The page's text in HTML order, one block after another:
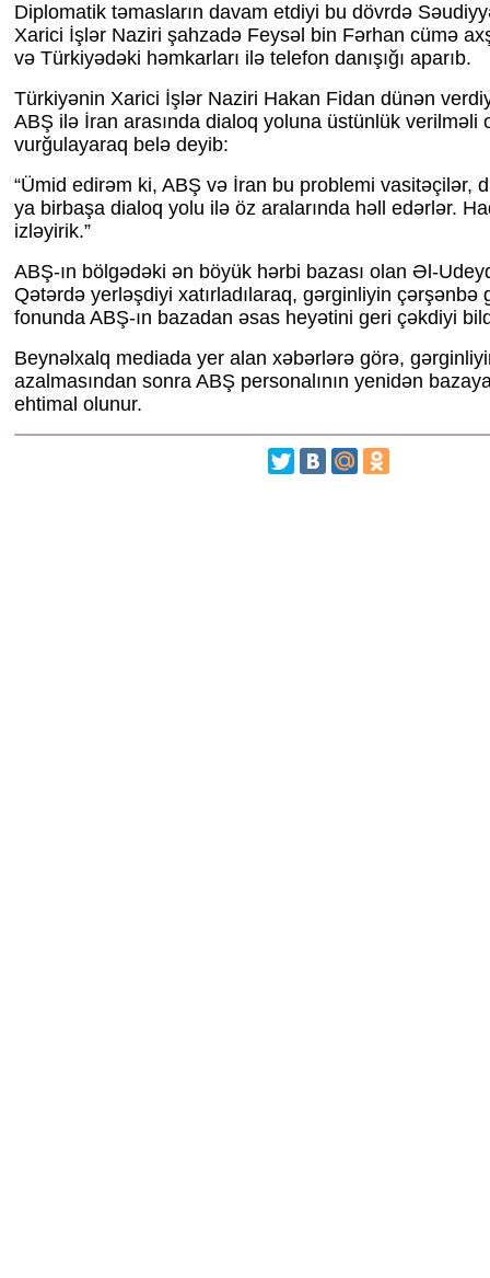
Diplomatik təmasların davam etdiyi bu dövrdə
Xarici İşlər Naziri şahzadə Feysəl bin Fərhan cümə
və Türkiyədəki həmkarları ilə telefon danışığı aparıb.
Türkiyənin Xarici İşlər Naziri Hakan Fidan dünən
ABŞ ilə İran arasında dialoq yoluna üstünlük verilməli
vurğulayaraq belə deyib:
“Ümid edirəm ki, ABŞ və İran bu problemi vasitəçilər,
ya birbaşa dialoq yolu ilə öz aralarında həll edərlər.
izləyirik.”
ABŞ-ın bölgədəki ən böyük hərbi bazası olan Əl-
Qətərdə yerləşdiyi xatırladılaraq, gərginliyin çərşənbə
fonunda ABŞ-ın bazadan əsas heyətini geri çəkdiyi
Beynəlxalq mediada yer alan xəbərlərə görə,
azalmasından sonra ABŞ personalının yenidən
ehtimal olunur.